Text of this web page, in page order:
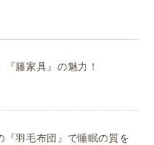
籐家具』の魅力！
『羽毛布団』で睡眠の質を